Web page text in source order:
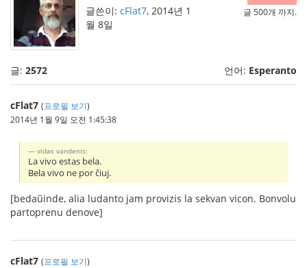
글 500개 까지.
글쓴이: cFlat7, 2014년 1
월 8일
글: 2572 언어: Esperanto
cFlat7 (프로필 보기)
2014년 1월 9일 오전 1:45:38
vidas vandenis:
La vivo estas bela.
Bela vivo ne por ĉiuj.
[bedaŭinde, alia ludanto jam provizis la sekvan vicon. Bonvolu
partoprenu denove]
cFlat7 (프로필 보기)